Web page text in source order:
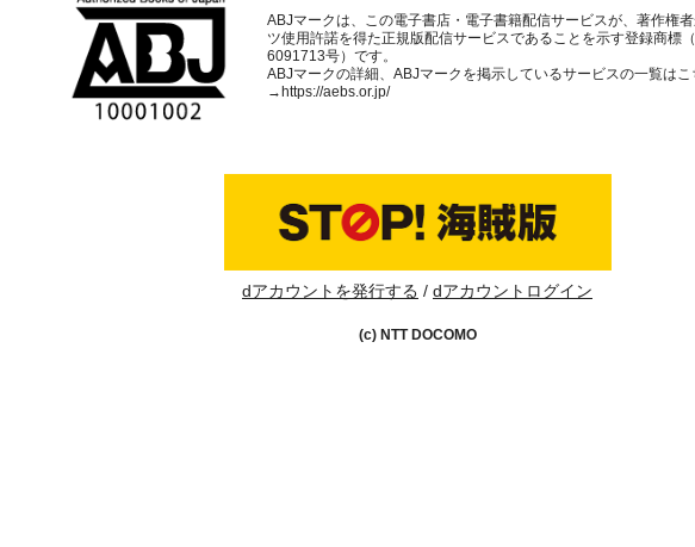
ABJマークは、この電子書店・電子書籍配信サービスが、著作権
ツ使用許諾を得た正規版配信サービスであることを示す登録商標
6091713号）です。
ABJマークの詳細、ABJマークを掲示しているサービスの一覧はこ
→ https://aebs.or.jp/
dアカウントを発行する dアカウントログイン
(c) NTT DOCOMO